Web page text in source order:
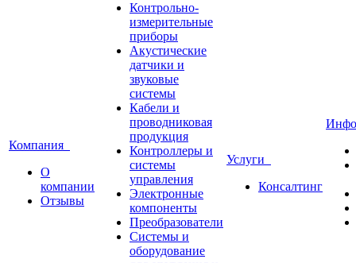
Компания
О
компании
Отзывы
Контрольно-
измерительные
приборы
Акустические
датчики и
звуковые
системы
Кабели и
проводниковая
продукция
Контроллеры и
системы
управления
Электронные
компоненты
Преобразователи
Системы и
оборудование
Услуги
Консалтинг